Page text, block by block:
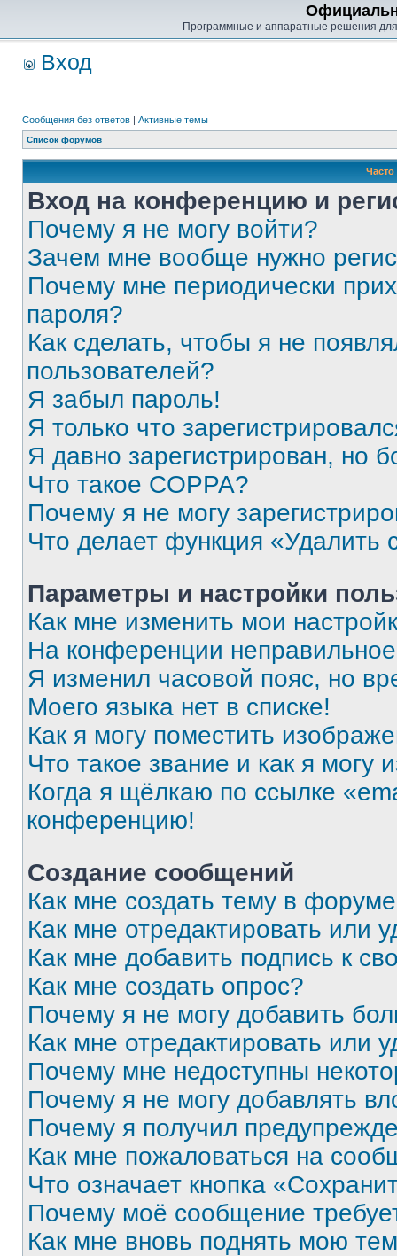
Программные и аппаратные решения
Вход
Сообщения без ответов | Активные темы
Список форумов
Вход на конференцию и
Почему я не могу войти?
Зачем мне вообще нужно
Почему мне периодически
пароля?
Как сделать, чтобы я не
пользователей?
Я забыл пароль!
Я только что
Я давно зарегистрирован, но
Что такое COPPA?
Почему я не могу
Что делает функция «Удалить
Параметры и настройки
Как мне изменить мои
На конференции
Я изменил часовой пояс, но
Моего языка нет в списке!
Как я могу поместить
Что такое звание и как я могу
Когда я щёлкаю по ссылке
конференцию!
Создание сообщений
Как мне создать тему в
Как мне отредактировать или
Как мне добавить подпись к
Как мне создать опрос?
Почему я не могу добавить
Как мне отредактировать или
Почему мне недоступны
Почему я не могу добавлять
Почему я получил
Как мне пожаловаться на
Что означает кнопка
Почему моё сообщение
Как мне вновь поднять мою